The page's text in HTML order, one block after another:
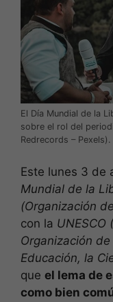
El Día Mundial de la
sobre el rol del
Redrecords – Pexels).
Este lunes 3 de
Mundial de la
(Organización
con la UNESCO (
Organización
Educación, la
que el lema de
como bien